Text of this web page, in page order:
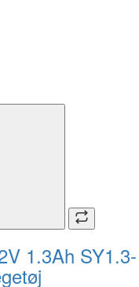
1.3Ah SY1.3-